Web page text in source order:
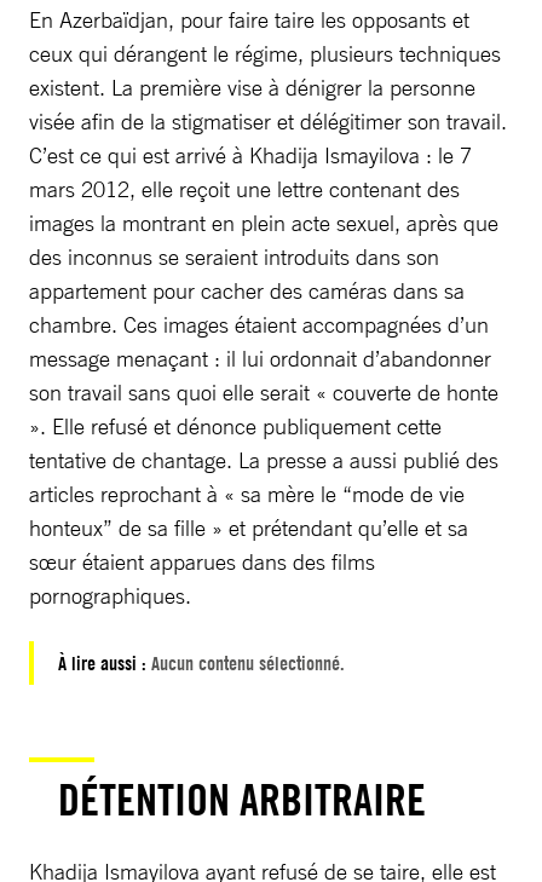
En Azerbaïdjan, pour faire taire les opposants et
ceux qui dérangent le régime, plusieurs techniques
existent. La première vise à dénigrer la personne
visée afin de la stigmatiser et délégitimer son travail.
C’est ce qui est arrivé à Khadija Ismayilova : le 7
mars 2012, elle reçoit une lettre contenant des
images la montrant en plein acte sexuel, après que
des inconnus se seraient introduits dans son
appartement pour cacher des caméras dans sa
chambre. Ces images étaient accompagnées d’un
message menaçant : il lui ordonnait d’abandonner
son travail sans quoi elle serait « couverte de honte
». Elle refusé et dénonce publiquement cette
tentative de chantage. La presse a aussi publié des
articles reprochant à « sa mère le “mode de vie
honteux” de sa fille » et prétendant qu’elle et sa
sœur étaient apparues dans des films
pornographiques.
À lire aussi : Aucun contenu sélectionné.
DÉTENTION ARBITRAIRE
Khadija Ismayilova ayant refusé de se taire, elle est